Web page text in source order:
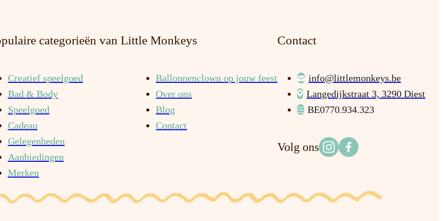
categorieën van Little Monkeys
Creatief speelgoed
Bad & Body
Speelgoed
Cadeau
Gelegenheden
Aanbiedingen
Merken
Ballonnenclown op jouw feest
Over ons
Blog
Contact
Contact
info@littlemonkeys.be
Langedijkstraat 3, 3290 Diest
BE0770.934.323
Volg ons